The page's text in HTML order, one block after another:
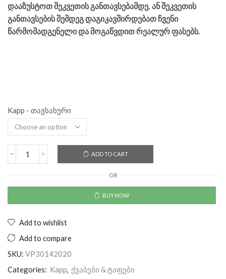
დააზუსტოთ შეკვეთის განთავსებამდე, ან შეკვეთის
განთავსების შემდეგ დაგიკავშირდებათ ჩვენი
წარმომადგენელი და მოგაწვდით რეალურ ფასებს.
Kapp - თავსახური
ADD TO CART
OR
BUY NOW
Add to wishlist
Add to compare
SKU: VP30142020
Categories: Kapp, ქვაბები & ტაფები